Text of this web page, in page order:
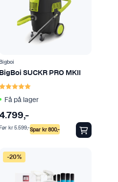
Bigboi
BigBoi SUCKR PRO MKII
Få på lager
,-
Spar kr800,-
kr5.599,-
-20%